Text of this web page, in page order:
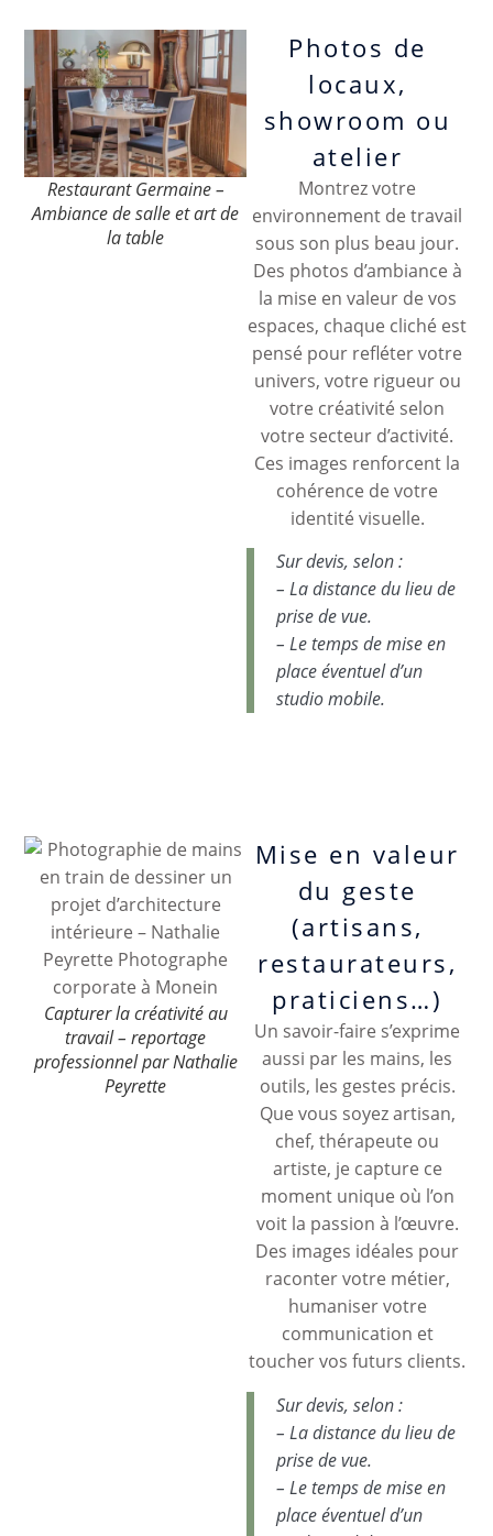
Photos de
locaux,
showroom ou
atelier
Montrez votre
environnement de travail
sous son plus beau jour.
Des photos d’ambiance à
la mise en valeur de vos
espaces, chaque cliché est
pensé pour refléter votre
univers, votre rigueur ou
votre créativité selon
votre secteur d’activité.
Ces images renforcent la
cohérence de votre
identité visuelle.
Sur devis, selon :
– La distance du lieu de
prise de vue.
– Le temps de mise en
place éventuel d’un
studio mobile.
Restaurant Germaine –
Ambiance de salle et art de
la table
Mise en valeur
du geste
(artisans,
restaurateurs,
praticiens…)
Un savoir-faire s’exprime
aussi par les mains, les
outils, les gestes précis.
Que vous soyez artisan,
chef, thérapeute ou
artiste, je capture ce
moment unique où l’on
voit la passion à l’œuvre.
Des images idéales pour
raconter votre métier,
humaniser votre
communication et
toucher vos futurs clients.
Sur devis, selon :
– La distance du lieu de
prise de vue.
– Le temps de mise en
place éventuel d’un
Capturer la créativité au
travail – reportage
professionnel par Nathalie
Peyrette